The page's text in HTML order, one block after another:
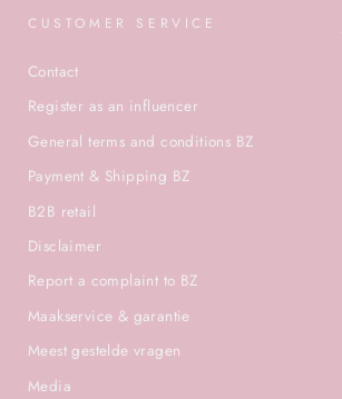
CUSTOMER SERVICE
Contact
Register as an influencer
General terms and conditions BZ
Payment & Shipping BZ
B2B retail
Disclaimer
Report a complaint to BZ
Maakservice & garantie
Meest gestelde vragen
Media